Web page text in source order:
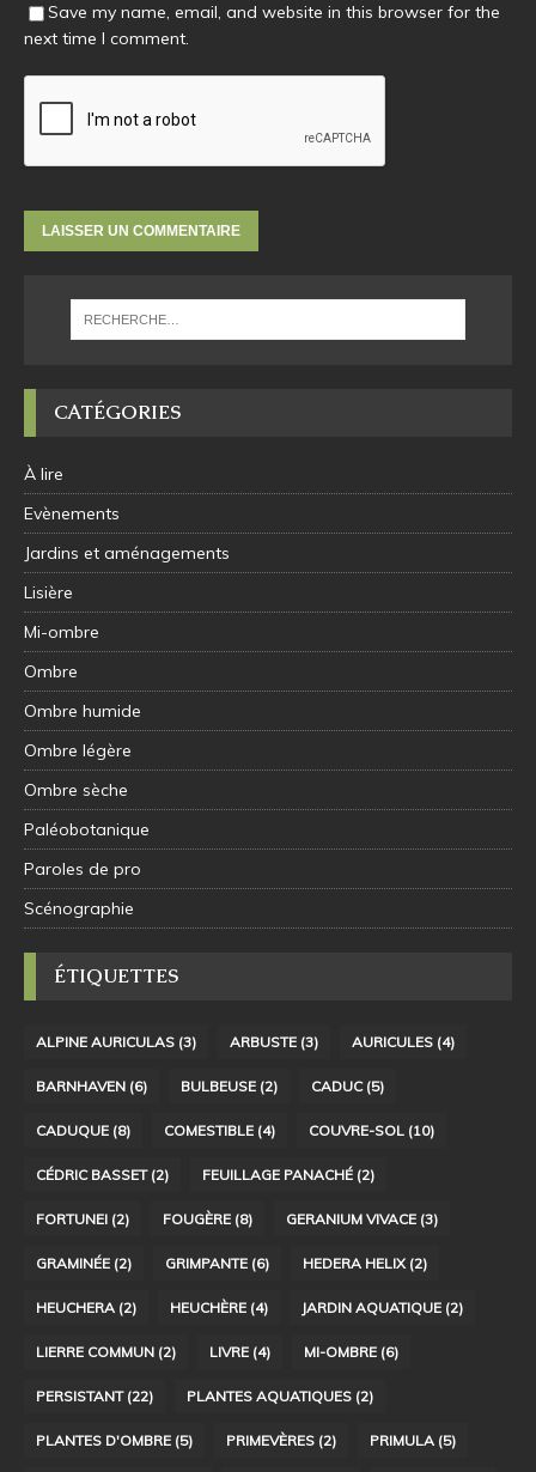
Save my name, email, and website in this browser for the
next time I comment.
CATÉGORIES
À lire
Evènements
Jardins et aménagements
Lisière
Mi-ombre
Ombre
Ombre humide
Ombre légère
Ombre sèche
Paléobotanique
Paroles de pro
Scénographie
ÉTIQUETTES
ALPINE AURICULAS (3) ARBUSTE (3) AURICULES (4)
BARNHAVEN (6) BULBEUSE (2) CADUC(5)
CADUQUE (8) COMESTIBLE (4) COUVRE-SOL (10)
CÉDRIC BASSET(2) FEUILLAGE PANACHÉ (2)
FORTUNEI (2) FOUGÈRE (8) GERANIUM VIVACE (3)
GRAMINÉE (2) GRIMPANTE (6) HEDERA HELIX (2)
HEUCHERA (2) HEUCHÈRE (4) JARDIN AQUATIQUE (2)
LIERRE COMMUN (2) LIVRE (4) MI-OMBRE (6)
PERSISTANT(22) PLANTES AQUATIQUES (2)
PLANTES D'OMBRE (5) PRIMEVÈRES (2) PRIMULA (5)